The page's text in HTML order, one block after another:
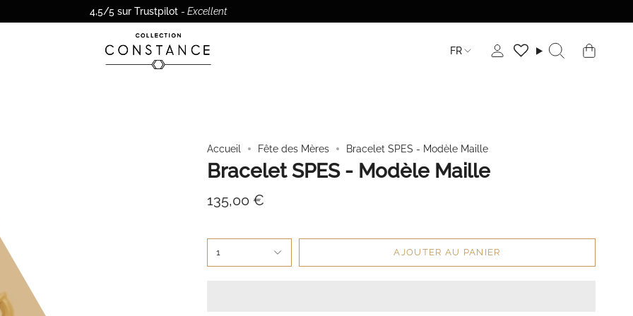
4,5/5 sur Trustpilot- Excellent
Langue
FR Compte Recherche
Accueil Fête des Mères Bracelet SPES - Modèle Maille
Bracelet SPES - Modèle Maille
135,00 €
1 AJOUTER AU PANIER